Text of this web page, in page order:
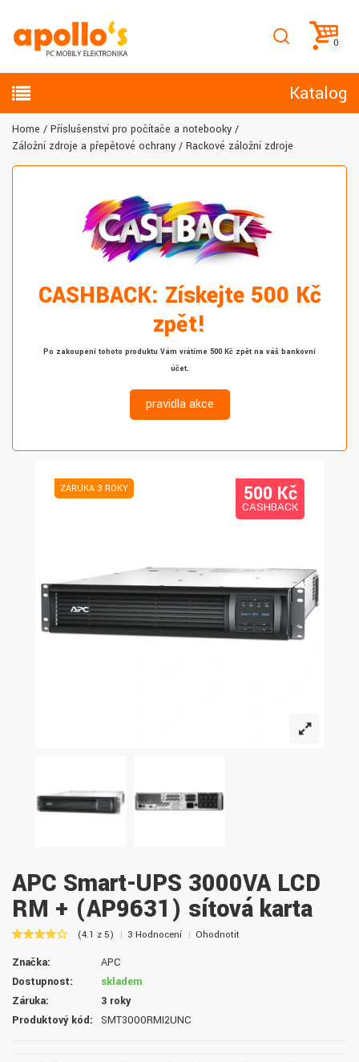
Katalog
Home
Příslušenství pro počítače a notebooky
Záložní zdroje a přepěťové ochrany
Rackové záložní zdroje
CASHBACK: Získejte 500 Kč
zpět!
Po zakoupení tohoto produktu Vám vrátíme 500 Kč zpět na váš bankovní
účet.
pravidla akce
500 Kč
CASHBACK
ZÁRUKA 3 ROKY
APC Smart-UPS 3000VA LCD
RM + (AP9631) síťová karta
(4.1 z 5) 3 Hodnocení Ohodnotit
Značka:
APC
Dostupnost:
skladem
Záruka:
3 roky
Produktový kód:
SMT3000RMI2UNC